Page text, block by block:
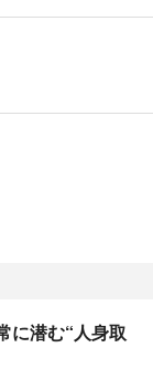
に潜む“人身取